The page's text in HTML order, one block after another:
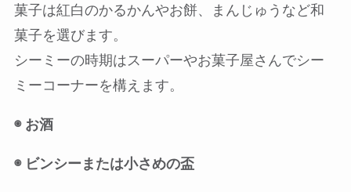
菓子は紅白のかるかんやお餅、まんじゅうなど和
菓子を選びます。
シーミーの時期はスーパーやお菓子屋さんでシー
ミーコーナーを構えます。
◉ お酒
◉ ビンシーまたは小さめの盃